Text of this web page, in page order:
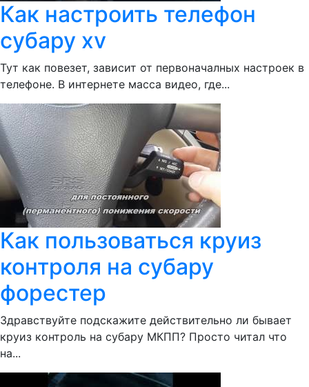
Как настроить телефон
субару xv
Тут как повезет, зависит от первоначалных настроек в
телефоне. В интернете масса видео, где...
Как пользоваться круиз
контроля на субару
форестер
Здравствуйте подскажите действительно ли бывает
круиз контроль на субару МКПП? Просто читал что
на...